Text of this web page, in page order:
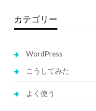
カテゴリー
WordPress
こうしてみた
よく使う